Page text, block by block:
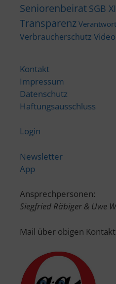
Seniorenbeirat SGB XI
Transparenz
Verbraucherschutz Video
Kontakt
Impressum
Datenschutz
Haftungsausschluss
Login
Newsletter
App
Ansprechpersonen:
Siegfried Räbiger & Uwe
Mail über obigen Kontakt